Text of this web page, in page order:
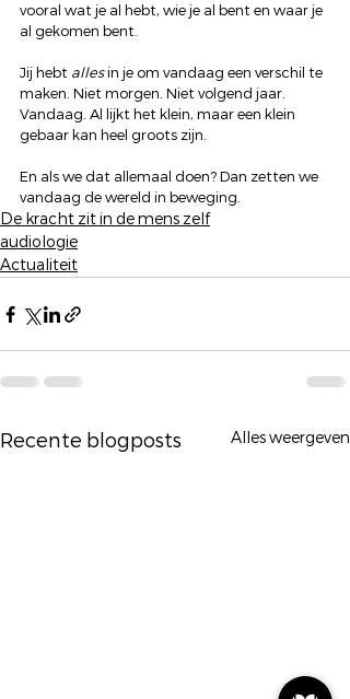
vooral wat je al hebt, wie je al bent en waar je
al gekomen bent.
Jij hebt alles in je om vandaag een verschil te
maken. Niet morgen. Niet volgend jaar.
Vandaag. Al lijkt het klein, maar een klein
gebaar kan heel groots zijn.
En als we dat allemaal doen? Dan zetten we
vandaag de wereld in beweging.
De kracht zit in de mens zelf
audiologie
Actualiteit
Recente blogposts Alles weergeven